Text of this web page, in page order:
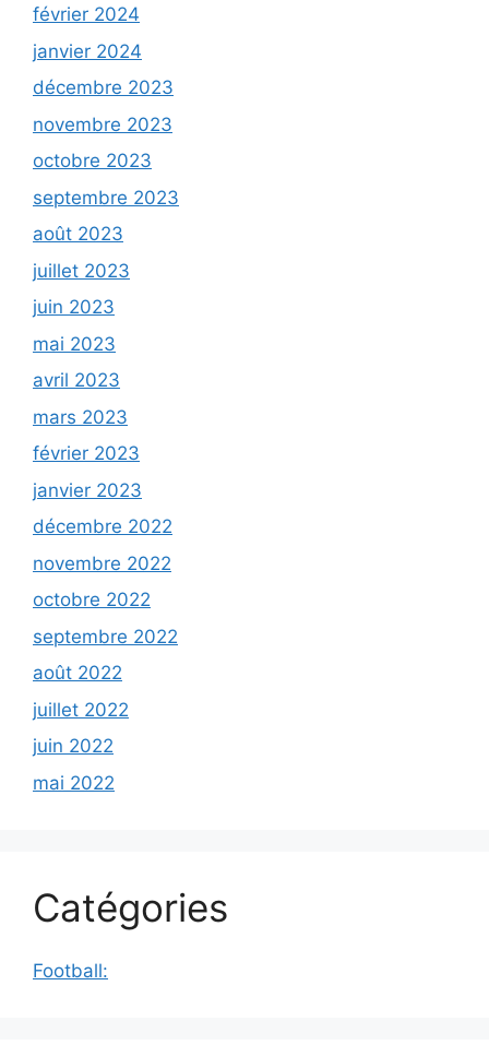
février 2024
janvier 2024
décembre 2023
novembre 2023
octobre 2023
septembre 2023
août 2023
juillet 2023
juin 2023
mai 2023
avril 2023
mars 2023
février 2023
janvier 2023
décembre 2022
novembre 2022
octobre 2022
septembre 2022
août 2022
juillet 2022
juin 2022
mai 2022
Catégories
Football: